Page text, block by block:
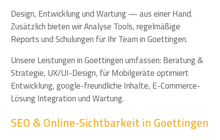
Design, Entwicklung und Wartung — aus einer Hand.
Zusätzlich bieten wir Analyse Tools, regelmäßige
Reports und Schulungen für Ihr Team in Goettingen.
Unsere Leistungen in Goettingen umfassen: Beratung &
Strategie, UX/UI-Design, für Mobilgeräte optimiert
Entwicklung, google-freundliche Inhalte, E-Commerce-
Lösung Integration und Wartung.
SEO & Online-Sichtbarkeit in Goettingen